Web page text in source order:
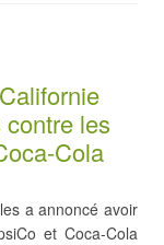
les
Cola
a annoncé avoir
et Coca-Cola